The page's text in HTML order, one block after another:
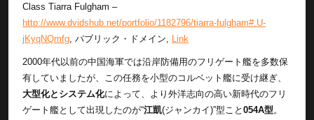
Class Tiarra Fulgham –
http://www.dvidshub.net/portfolio/1182796/tiarra-fulgham#.U-
jKyqNQmfg, パブリック・ドメイン, Link
2000年代以前の中国海軍では沿岸防備用のフリゲート艦を多数保
有していましたが、この任務を小型のコルベット艦に受け継ぎ、
大型化とシステム化によって、より外洋志向の高い新時代のフリ
ゲート艦として出現したのが“江凱(ジャンカイ)”型こと 054A型。